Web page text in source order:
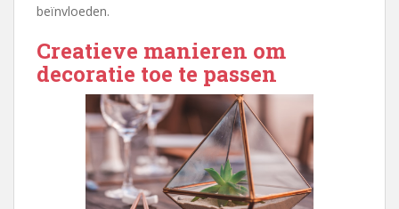
beïnvloeden.
Creatieve manieren om
decoratie toe te passen